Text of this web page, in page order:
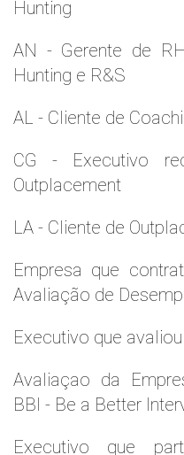
Hunting
AN - Gerente de
Hunting e R&S
AL - Cliente de
CG - Executivo
Outplacement
LA - Cliente de
Empresa que
Avaliação de
Executivo que
Avaliaçao da
BBI - Be a Better
Executivo que